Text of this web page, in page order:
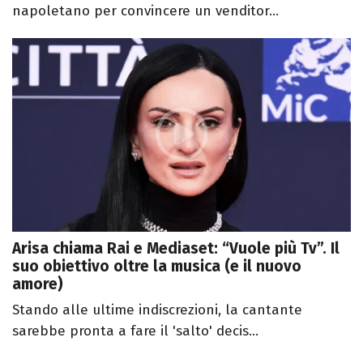
napoletano per convincere un venditor...
Arisa chiama Rai e Mediaset: “Vuole più Tv”. Il
suo obiettivo oltre la musica (e il nuovo
amore)
Stando alle ultime indiscrezioni, la cantante
sarebbe pronta a fare il 'salto' decis...